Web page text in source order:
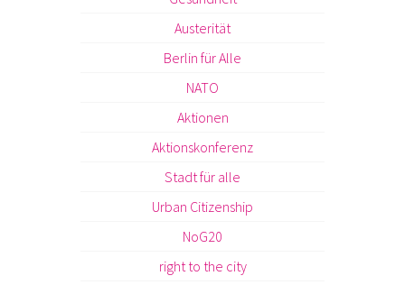
Austerität
Berlin für Alle
NATO
Aktionen
Aktionskonferenz
Stadt für alle
Urban Citizenship
NoG20
right to the city